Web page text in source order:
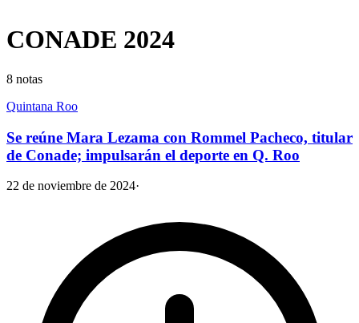
CONADE 2024
8 notas
Quintana Roo
Se reúne Mara Lezama con Rommel Pacheco, titular
de Conade; impulsarán el deporte en Q. Roo
22 de noviembre de 2024·